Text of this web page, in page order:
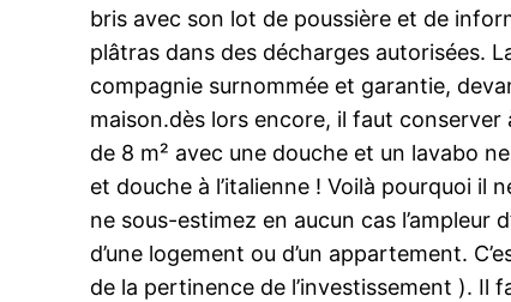
bris avec son lot de poussière et de
plâtras dans des décharges autorisées.
compagnie surnommée et garantie,
maison.dès lors encore, il faut conserver
de 8 m² avec une douche et un lavabo
et douche à l’italienne ! Voilà pourquoi il
ne sous-estimez en aucun cas
d’une logement ou d’un appartement.
de la pertinence de l’investissement ).